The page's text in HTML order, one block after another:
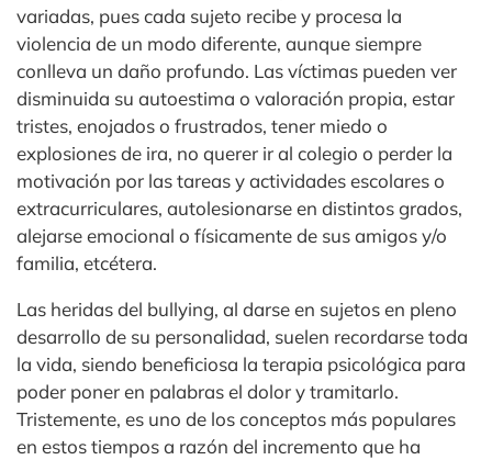
variadas, pues cada sujeto recibe y procesa la
violencia de un modo diferente, aunque siempre
conlleva un daño profundo. Las víctimas pueden ver
disminuida su autoestima o valoración propia, estar
tristes, enojados o frustrados, tener miedo o
explosiones de ira, no querer ir al colegio o perder la
motivación por las tareas y actividades escolares o
extracurriculares, autolesionarse en distintos grados,
alejarse emocional o físicamente de sus amigos y/o
familia, etcétera.
Las heridas del bullying, al darse en sujetos en pleno
desarrollo de su personalidad, suelen recordarse toda
la vida, siendo beneficiosa la terapia psicológica para
poder poner en palabras el dolor y tramitarlo.
Tristemente, es uno de los conceptos más populares
en estos tiempos a razón del incremento que ha